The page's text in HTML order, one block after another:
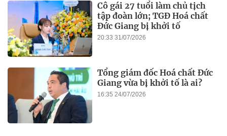
Cô gái 27 tuổi làm chủ tịch
tập đoàn lớn; TGĐ Hoá chất
Đức Giang bị khởi tố
20:33 31/07/2026
Tổng giám đốc Hoá chất Đức
Giang vừa bị khởi tố là ai?
16:35 24/07/2026